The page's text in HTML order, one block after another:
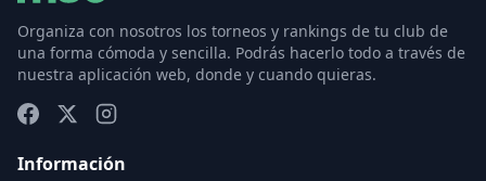
Organiza con nosotros los torneos y rankings de tu club de
una forma cómoda y sencilla. Podrás hacerlo todo a través de
nuestra aplicación web, donde y cuando quieras.
Información